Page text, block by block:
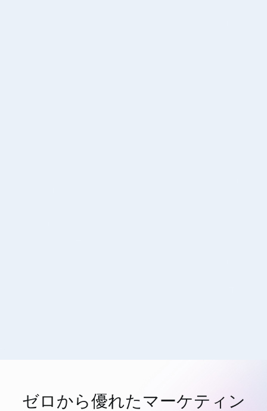
ゼロから優れたマーケティン